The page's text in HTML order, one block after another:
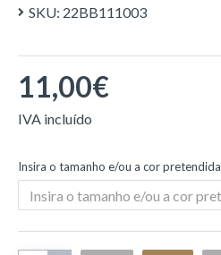
SKU: 22BB111003
11,00€
Insira o tamanho e/ou a cor pretendida